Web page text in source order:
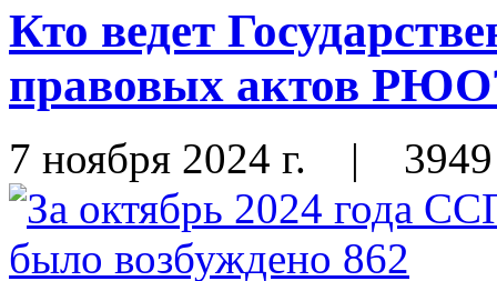
Кто ведет
правовых актов
7 ноября 2024 г. | 3949